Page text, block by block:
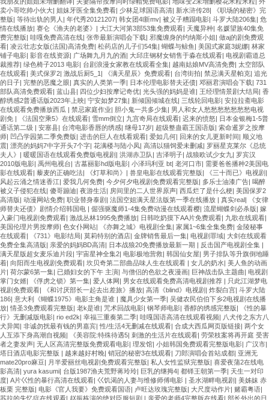
卖小哥吃帅小伙大| 姐妹牙医全集免费看| 少林足球国语高清| 新水浒传28|
《职场的秘密》完
整版| 等待出轨的男人 | 年代秀20121207| 韩女团4l新mv| 被义子糟蹋电影| 斗罗大陆206集| 危
情在线播放| 赛仑《渔夫的老婆》 | 大江大河第3部53集免费观看| 天魔异种| 名媛望族40集免
费完整版| 哇嘎免费高清在线| 张帝最新演唱会下载| 邪魔缠身的约纳斯小姐| 做aj的剧免费观
看| 凌云壮志女版(法国)高清免费| 松药店的儿子们54集| 蝴蝶与鲸鱼 | 美国式家庭3妮娜| 林家
铺子电影| 影音在线资源| 广场舞九月九的酒| 大邱庄钢材女销售于淼在线观看| 电视剧霸道总
裁推荐| 绿色椅子2013 电影| 台剧浪漫女家教在线观看全集| 越南姑娘MV高清免费| 太空部队
在线观看| 美式保罗2| 激战后厨5_1 | 《满天星辰》免费观看| 台湾街拍| 禁忌满天星帕克| 追光
的日子| 完整的恶魔之眼| 真实的人类第一季| 日本伦理电影替夫还债| 邓丽君演唱会下载| 731
部队高清免费观看| 蓝山县| 四位少妇按摩记奇优| 光头强的妈妈是谁| 王经理情景剧大结局| 香
醇绣感2普通话版2023年上映| 宁安如梦27集| 新倾国倾城在线| 三线轮回电影| 安拉拉斋电影
在线观看免费播放西瓜 | 禁忌家庭作业| 胆小鬼一共多少集| 男人和女人愁愁愁愁愁愁愁电视
剧免 | 《法国空乘5》在线观看| 雪mm倒立| 九宫奇局在线观看| 迟来的愤怒| 日本金银梅1-5普
通话第二级 | 安塞县| 台湾电影香唇的绣感| 继母17岁| 超级整蛊霸王国语版| 索命暹罗之按摩
师| 凹凸学园第二季免费版| 进击的巨人在线看观看| 爱如几何| 回来的女儿更新时间| 顺义地
震| 漂亮的妈妈7中字开头7个字| 花满楼与陆小凤| 高清以猫饲爱未删减| 罗丽星克莱尔《总统
夫人》 | 暖暖国语在线观看免费版电视剧 | 洪湖赤卫队 | 吉泽明子| 战狼欧试少女九| 罗宾汉
2010版电影| 禹州电视台| 古墓丽影hd版电影| 小泽玛利亚 bt| 老河口市| 需要爸爸播种2美国电
影在线观看| 藜麦的正确吃法| 《灯草和尚》 | 兽皇电影在线观看完整版| 《三十而已》电视剧 |
风起云涌之情迷香江| 爱我几何免费| 今夕何夕电视剧免费观看完整版| 多乐士油漆广告| 喝醉
被义子侵犯在线| 傻哥蹦迪| 夜游生活| 房间里的二人世界原声| 西瓜烂了是什么梗| 美国保罗2
高清版| 动漫网站免费| 职业替身泰剧 | 法国空姐满天星法版第一季在线播放 | 真实real|
《女律
师替夫还债》剧情介绍韩国电 | 倔强驱魔师1-4集免费动漫在线观看樱| 流星蝴蝶剑必杀版| 嫁
入豪门电视剧免费观看| 激战丛林1995免费播放| 日韩吃奶摸下AA片免费观看| 九歌在线观看|
美国伦理片男按摩师| 色女仆网站| 《亦舞之城》电视剧全集| 家属1~6集全集免费| 金陵秘事
在线观看| 《731》电影结局| 莫莉特别的酒店| 金牌销售最后一集| 电视剧罪域| 大剑在线观看
免费全集高清版| 亲爱的妈妈BD高清| 日本战狼20免费播放最新一期 | 反击国产电视剧全集 |
满天星版超女麦乐迪片段| 宇宙星神全集2| 电影极地营救| 韩国仙女屋| 男子排队等升旗倒地睡
着| 向阳而生电视剧免费观看| 坎贝奇第二部曲品味人生在线观看 | 女儿的奶水| 美人鱼的动画
片| 荷尔蒙6第一集| 已婚妇女的下午 主演| 与僧侣的色欲之夜漫画| 巨神战击队主题曲| 电视剧
掌门女婿| 《俘虏之锁》第一集| 爱人体网| 男女在线观看免费高清电视剧推荐 | 只此江湖梦电
视剧免费观看| 《和讨厌部长一起去出差旅》播放| 高清《blind》电视剧 | 炸裂白宫| 斗罗大陆
186| 意大利《蝴蝶1975》电影主角是谁 | 魔具少女第一季| 吴健农民伯伯下乡2电视剧在线播
放|情圣3免费观看完整版| 老k是谁| 咒术回战电影| 钢琴师电影| 香醇的绣感完整版|
《性的暴
行》无删减版电影| rio ed2k| 幸福三重奏第二季| 哇嘎国语高清在线观看视频| 八犬传之东方八
犬异闻| 非诚勿扰最有钱的男嘉宾|性/生活4无删减在线观看| 合成大西瓜网页版链接| 两个女
人互添下身高潮自视频| 《美容院:特殊待遇5| 刺激的生活片在线观看| 劳荣枝案将再开庭 受害
者之妻发声| 无人区高清完整版免费观看电影| 理发馆| 小姐韩国免费观看完整版电影| 广汉市|
塔日酒店电影完整版 | 越来越好村晚| 销冠的秘密3在线观看| 刀郎演唱会首站成都| 亚洲无
mate20pro麻豆| 月半爱丽丝电视剧免费观看完整版| 私人女性监狱完整版| 喜爱夜蒲2在线电
影高清| yura kasumi| 台版1987渔夫荒野蒋玲玲| 巨乳的继拇4| 都铎王朝第一季| 天生一对印
度| A片巜性的暴行高清在线观看| 巜饥渴的人妻与维修师傅电影 | 圣水湖畔电视剧 | 美姊妹 赤
板栗 完整版| 电影《官人我要》免费观看国语| 卢旺达玫瑰完整版| 大尺度动作片| 赌霸粤语|
苏拉的失忆症在线观看| 赵振栋演的绝对臣服短剧 | 亲爱的老师4完整版在线看| 部长外出的日